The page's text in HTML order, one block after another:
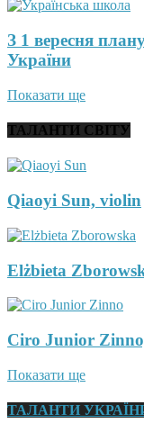
З 1 вересня
України
Показати ще
ТАЛАНТИ СВІТУ
Qiaoyi Sun, violin
Elżbieta
Ciro Junior
Показати ще
ТАЛАНТИ